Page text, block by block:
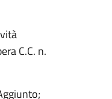
C.C. n.